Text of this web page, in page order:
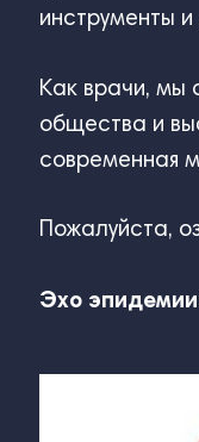
инструменты
Как врачи, мы
общества и
современная
Пожалуйста,
Эхо